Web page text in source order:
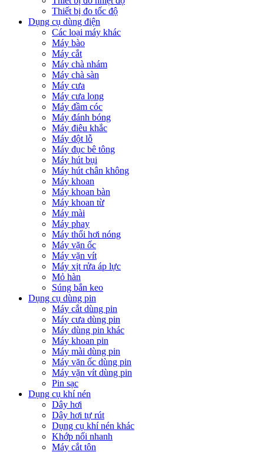
Thiết bị đo tốc độ
Dụng cụ dùng điện
Các loại máy khác
Máy bào
Máy cắt
Máy chà nhám
Máy chà sàn
Máy cưa
Máy cưa lọng
Máy đầm cóc
Máy đánh bóng
Máy điêu khắc
Máy đột lỗ
Máy đục bê tông
Máy hút bụi
Máy hút chân không
Máy khoan
Máy khoan bàn
Máy khoan từ
Máy mài
Máy phay
Máy thổi hơi nóng
Máy vặn ốc
Máy vặn vít
Máy xịt rửa áp lực
Mỏ hàn
Súng bắn keo
Dụng cụ dùng pin
Máy cắt dùng pin
Máy cưa dùng pin
Máy dùng pin khác
Máy khoan pin
Máy mài dùng pin
Máy vặn ốc dùng pin
Máy vặn vít dùng pin
Pin sạc
Dụng cụ khí nén
Dây hơi
Dây hơi tự rút
Dụng cụ khí nén khác
Khớp nối nhanh
Máy cắt tôn